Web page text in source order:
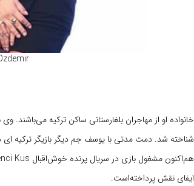
شناخته شد. دمت مدتی با یوسف جم دیگر بازیگر ترکیه
ایفای نقش پرداخته‌است.